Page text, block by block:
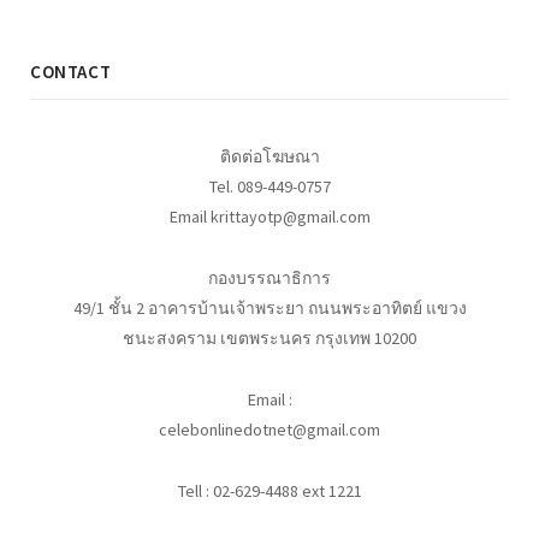
CONTACT
ติดต่อโฆษณา
Tel. 089-449-0757
Email krittayotp@gmail.com
กองบรรณาธิการ
49/1 ชั้น 2 อาคารบ้านเจ้าพระยา ถนนพระอาทิตย์ แขวง
ชนะสงคราม เขตพระนคร กรุงเทพ 10200
Email :
celebonlinedotnet@gmail.com
Tell : 02-629-4488 ext 1221